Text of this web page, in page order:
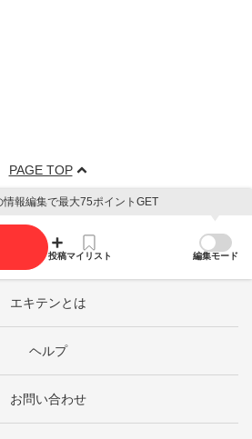
PAGE TOP
情報編集で最大75ポイントGET
投稿マイリスト 編集モード
エキテンとは
ヘルプ
お問い合わせ